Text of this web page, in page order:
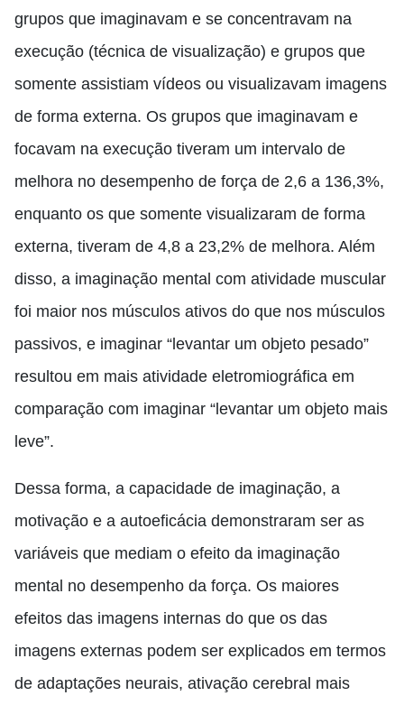
grupos que imaginavam e se concentravam na
execução (técnica de visualização) e grupos que
somente assistiam vídeos ou visualizavam imagens
de forma externa. Os grupos que imaginavam e
focavam na execução tiveram um intervalo de
melhora no desempenho de força de 2,6 a 136,3%,
enquanto os que somente visualizaram de forma
externa, tiveram de 4,8 a 23,2% de melhora. Além
disso, a imaginação mental com atividade muscular
foi maior nos músculos ativos do que nos músculos
passivos, e imaginar “levantar um objeto pesado”
resultou em mais atividade eletromiográfica em
comparação com imaginar “levantar um objeto mais
leve”.
Dessa forma, a capacidade de imaginação, a
motivação e a autoeficácia demonstraram ser as
variáveis que mediam o efeito da imaginação
mental no desempenho da força. Os maiores
efeitos das imagens internas do que os das
imagens externas podem ser explicados em termos
de adaptações neurais, ativação cerebral mais